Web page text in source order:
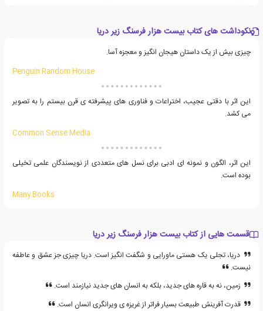
نکوداشت های کتاب بیست هزار فرسنگ زیر دریا
چیزی بیش از یک داستان هیجان انگیز و معجزه آسا.
Penguin Random House
این اثر با دقتی عجیب، اختراعات و فناوری های پیشرفته ی قرن بیستم را به تصویر
می کشد.
Common Sense Media
این اثر، الگون و نمونه ای ادبی برای نسل های متعددی از نویسندگان علمی تخیلی
بوده است.
Many Books
قسمت هایی از کتاب بیست هزار فرسنگ زیر دریا
دریا، تجلی یک هستی ماورایی و شگفت انگیز است. دریا چیزی جز عشق و عاطفه
نیست.
زمین، نه به قاره های جدید، بلکه به انسان های جدید نیازمند است.
قدرت آفرینش طبیعت بسیار فراتر از غریزه ی ویرانگری انسان است.